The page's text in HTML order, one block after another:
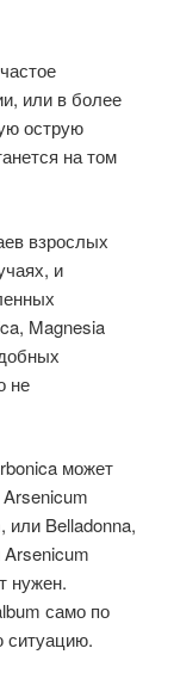
или в более
острую
на том
взрослых
и
Magnesia
не
может
или Belladonna,
Arsenicum
нужен.
само по
ситуацию.